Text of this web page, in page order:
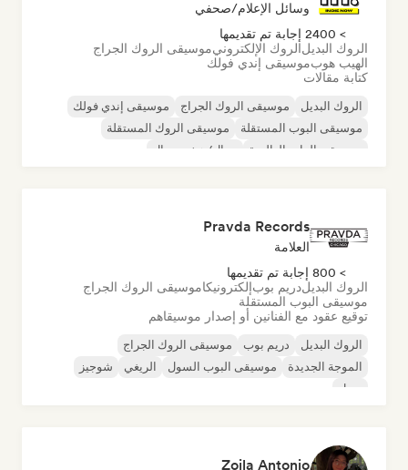
وسائل الإعلام/صحفي
> 2400 إجابة تم تقديمها
الروك البديلالروك الإلكترونيموسيقى الروك الجراج
الهيب هوبموسيقى إندي فولك
كتابة مقالات
الروك البديل موسيقى الروك الجراج
موسيقى إندي فولك
موسيقى البوب المستقلة
موسيقى الروك المستقلة
موسيقى الراب العالمية
ميتال/هيفي ميتال
Pravda Records
العلامة
> 800 إجابة تم تقديمها
الروك البديلدريم بوبإلكترونيكاموسيقى الروك الجراج
موسيقى البوب المستقلة
توقيع عقود مع الفنانين أو إصدار موسيقاهم
الروك البديل دريم بوب
موسيقى الروك الجراج
الموجة الجديدة
موسيقى البوب السول الريغي
شوجيز
سول
Zoila Antonio